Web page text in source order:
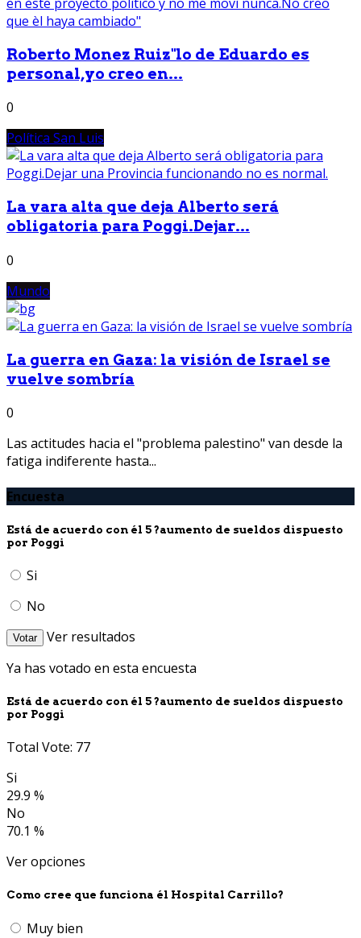
Roberto Monez Ruiz"lo de Eduardo es
personal,yo creo en...
0
Política San Luis
La vara alta que deja Alberto será
obligatoria para Poggi.Dejar...
0
Mundo
La guerra en Gaza: la visión de Israel se
vuelve sombría
0
Las actitudes hacia el "problema palestino" van desde la
fatiga indiferente hasta...
Encuesta
Está de acuerdo con él 5 ?aumento de sueldos dispuesto
por Poggi
Si
No
Votar
Ver resultados
Ya has votado en esta encuesta
Está de acuerdo con él 5 ?aumento de sueldos dispuesto
por Poggi
Total Vote: 77
Si
29.9 %
No
70.1 %
Ver opciones
Como cree que funciona él Hospital Carrillo?
Muy bien